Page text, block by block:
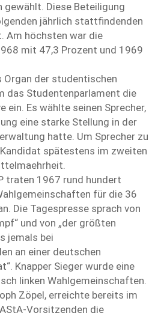
gewählt. Diese Beteiligung
jährlich stattfindenden
Am höchsten war die
mit 47,3 Prozent und 1969
der studentischen
das Studentenparlament die
ein. Es wählte seinen Sprecher,
eine starke Stellung in der
hatte. Um Sprecher zu
spätestens im zweiten
traten 1967 rund hundert
für die 36
Die Tagespresse sprach von
und von „der größten
jemals bei
an einer deutschen
Knapper Sieger wurde eine
linken Wahlgemeinschaften.
Zöpel, erreichte bereits im
Vorsitzenden die